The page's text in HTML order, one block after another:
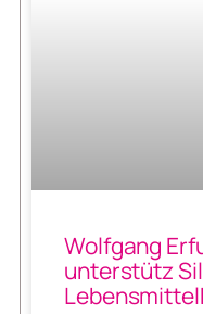
Wolfgang
unterstütz